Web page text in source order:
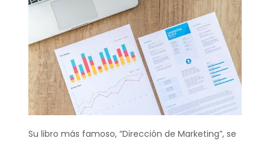
Su libro más famoso, “Dirección de Marketing”, se